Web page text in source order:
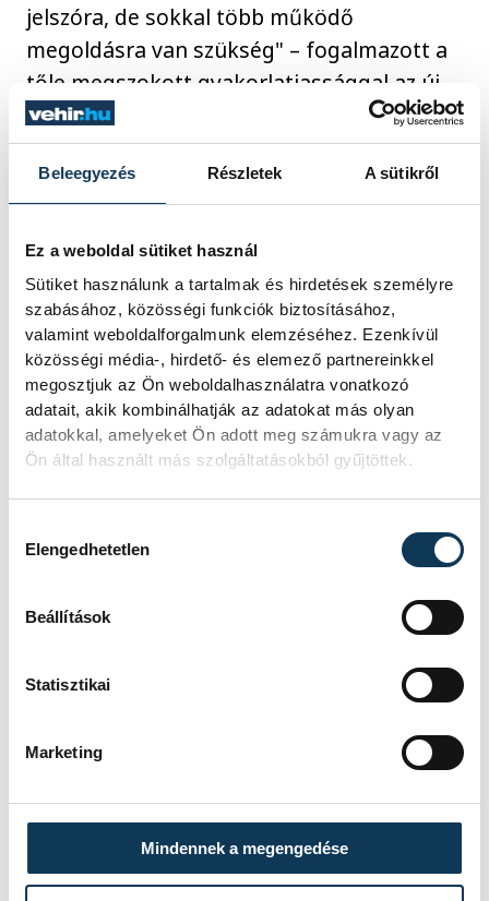
Beleegyezés Részletek A sütikről
Ez a weboldal sütiket használ
Sütiket használunk a tartalmak és hirdetések személyre
szabásához, közösségi funkciók biztosításához,
valamint weboldalforgalmunk elemzéséhez. Ezenkívül
közösségi média-, hirdető- és elemező partnereinkkel
megosztjuk az Ön weboldalhasználatra vonatkozó
adatait, akik kombinálhatják az adatokat más olyan
adatokkal, amelyeket Ön adott meg számukra vagy az
Ön által használt más szolgáltatásokból gyűjtöttek.
Elengedhetetlen
Beállítások
Statisztikai
Marketing
Mindennek a megengedése
jelszóra, de sokkal több működő
megoldásra van szükség" – fogalmazott a
tőle megszokott gyakorlatiassággal az új
elnök. "A vállalkozók nem elméleti
versenyképességet akarnak, hanem
konkrét, azonnal használható
megoldásokat, kiszámítható szabályokat,
elérhető munkaerőt, finanszírozható
fejlesztéseket és kevesebb felesleges
adminisztrációt."
A konzultációs program tapasztalataiból a
VOSZ az elnöki ciklus első időszakában egy
olyan komplex, döntésre előkészített
végrehajtható alternatívákat. A szervezet
reagáljon a gazdaságpolitikai döntésekre,
közélet